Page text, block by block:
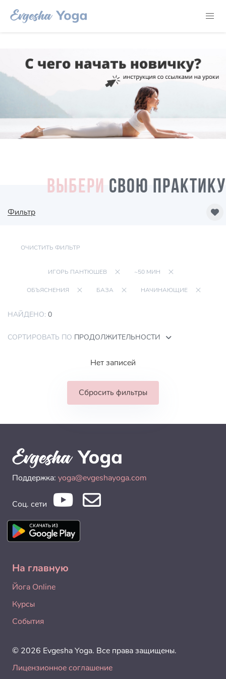
ВЫБЕРИ СВОЮ ПРАКТИКУ
Фильтр
ОЧИСТИТЬ ФИЛЬТР
ИГОРЬ ПАНТЮШЕВ ~50 МИН
ОБЪЯСНЕНИЯ БАЗА НАЧИНАЮЩИЕ
НАЙДЕНО: 0
СОРТИРОВАТЬ ПО ПРОДОЛЖИТЕЛЬНОСТИ
Нет записей
Сбросить фильтры
Поддержка: yoga@evgeshayoga.com
Соц. сети
На главную
Йога Online
Курсы
События
© 2026 Evgesha Yoga. Все права защищены.
Лицензионное соглашение